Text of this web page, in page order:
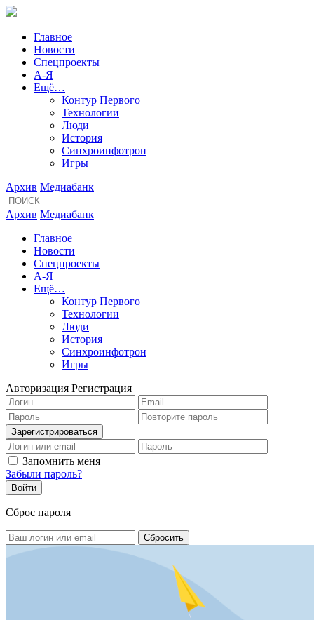
Главное
Новости
Спецпроекты
А-Я
Ещё…
Контур Первого
Технологии
Люди
История
Синхроинфотрон
Игры
Архив Медиабанк
Архив Медиабанк
Главное
Новости
Спецпроекты
А-Я
Ещё…
Контур Первого
Технологии
Люди
История
Синхроинфотрон
Игры
Авторизация Регистрация
Запомнить меня
Забыли пароль?
Сброс пароля